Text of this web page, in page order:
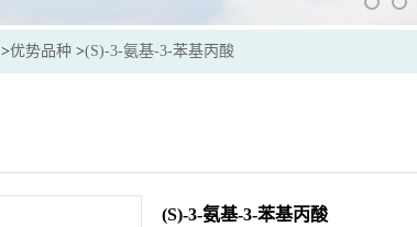
>优势品种 >(S)-3-氨基-3-苯基丙酸
(S)-3-氨基-3-苯基丙酸